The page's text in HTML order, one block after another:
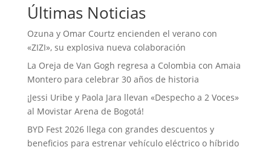
Últimas Noticias
Ozuna y Omar Courtz encienden el verano con
«ZIZI», su explosiva nueva colaboración
La Oreja de Van Gogh regresa a Colombia con Amaia
Montero para celebrar 30 años de historia
¡Jessi Uribe y Paola Jara llevan «Despecho a 2 Voces»
al Movistar Arena de Bogotá!
BYD Fest 2026 llega con grandes descuentos y
beneficios para estrenar vehículo eléctrico o híbrido